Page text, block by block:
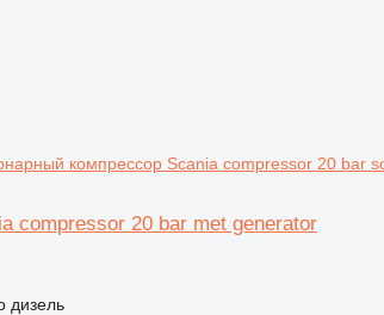
компрессор Scania compressor 20 bar
compressor 20 bar met generator
дизель